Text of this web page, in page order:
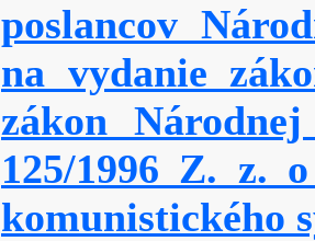
poslancov
na vydanie
zákon
125/1996 Z. z.
komunistického